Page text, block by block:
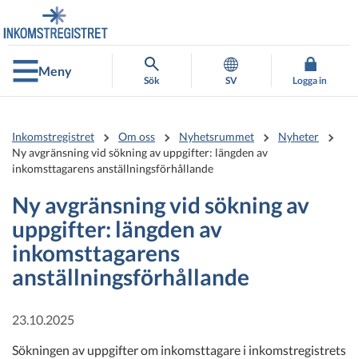
direkt
till
innehållet
till
hela
webbplatsens
sökningMeny
Sök SV Logga in
Inkomstregistret Om oss Nyhetsrummet
Nyheter
Ny avgränsning vid sökning av uppgifter: längden av
inkomsttagarens anställningsförhållande
Ny avgränsning vid sökning av
uppgifter: längden av
inkomsttagarens
anställningsförhållande
23.10.2025
Sökningen av uppgifter om inkomsttagare i inkomstregistrets